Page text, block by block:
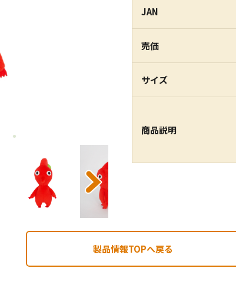
JAN
売価
サイズ
商品説明
製品情報TOPへ戻る